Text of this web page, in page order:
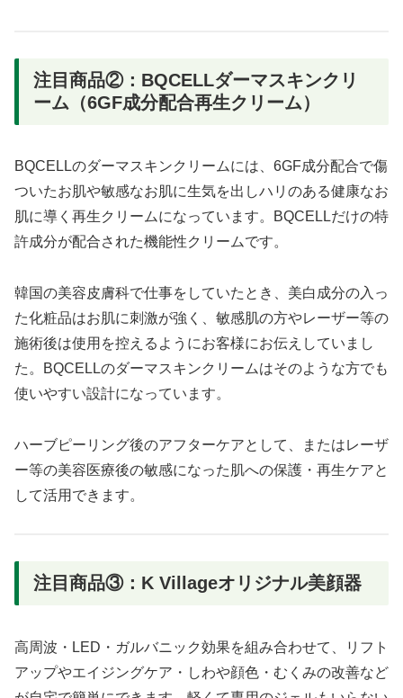
注目商品②：BQCELLダーマスキンクリ
ーム（6GF成分配合再生クリーム）
BQCELLのダーマスキンクリームには、6GF成分配合で傷
ついたお肌や敏感なお肌に生気を出しハリのある健康なお
肌に導く再生クリームになっています。BQCELLだけの特
許成分が配合された機能性クリームです。
韓国の美容皮膚科で仕事をしていたとき、美白成分の入っ
た化粧品はお肌に刺激が強く、敏感肌の方やレーザー等の
施術後は使用を控えるようにお客様にお伝えしていまし
た。BQCELLのダーマスキンクリームはそのような方でも
使いやすい設計になっています。
ハーブピーリング後のアフターケアとして、またはレーザ
ー等の美容医療後の敏感になった肌への保護・再生ケアと
して活用できます。
注目商品③：K Villageオリジナル美顔器
高周波・LED・ガルバニック効果を組み合わせて、リフト
アップやエイジングケア・しわや顔色・むくみの改善など